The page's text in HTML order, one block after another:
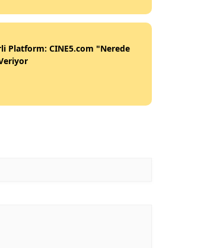
Platform: CINE5.com "Nerede